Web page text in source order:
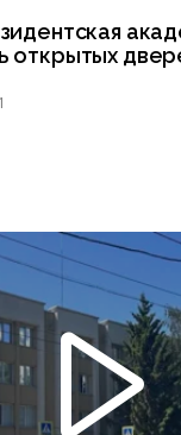
открытых